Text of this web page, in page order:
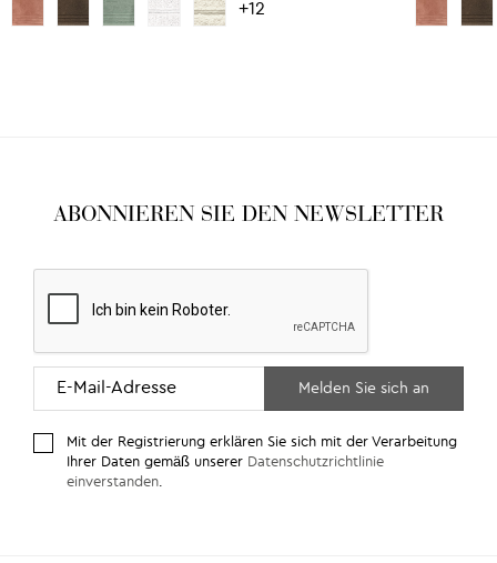
+12
ABONNIEREN SIE DEN NEWSLETTER
Mit der Registrierung erklären Sie sich mit der Verarbeitung
Ihrer Daten gemäß unserer Datenschutzrichtlinie
einverstanden.